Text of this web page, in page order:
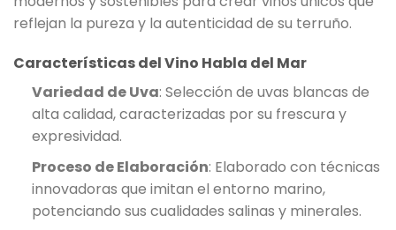
reflejan la pureza y la autenticidad de su terruño.
Características del Vino Habla del Mar
Variedad de Uva: Selección de uvas blancas de
alta calidad, caracterizadas por su frescura y
expresividad.
Proceso de Elaboración: Elaborado con técnicas
innovadoras que imitan el entorno marino,
potenciando sus cualidades salinas y minerales.